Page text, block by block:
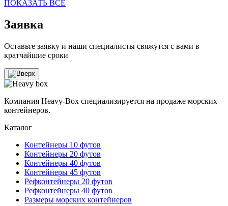
ПОКАЗАТЬ ВСЕ
Заявка
Оставьте заявку и наши специалисты свяжутся с вами в
кратчайшие сроки
Компания Heavy-Box специализируется на продаже морских
контейнеров.
Каталог
Контейнеры 10 футов
Контейнеры 20 футов
Контейнеры 40 футов
Контейнеры 45 футов
Рефконтейнеры 20 футов
Рефконтейнеры 40 футов
Размеры морских контейнеров